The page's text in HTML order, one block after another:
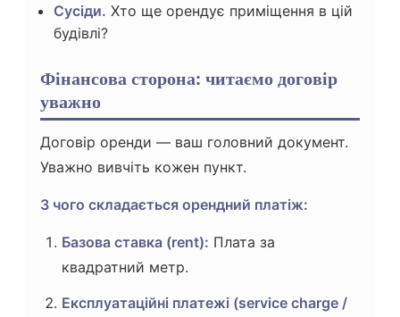
Сусіди. Хто ще орендує приміщення в цій
будівлі?
Фінансова сторона: читаємо договір
уважно
Договір оренди — ваш головний документ.
Уважно вивчіть кожен пункт.
З чого складається орендний платіж:
Базова ставка (rent): Плата за
квадратний метр.
Експлуатаційні платежі (service charge /